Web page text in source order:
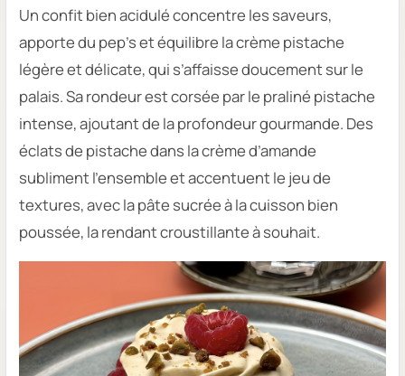
Un confit bien acidulé concentre les saveurs,
apporte du pep’s et équilibre la crème pistache
légère et délicate, qui s’affaisse doucement sur le
palais. Sa rondeur est corsée par le praliné pistache
intense, ajoutant de la profondeur gourmande. Des
éclats de pistache dans la crème d’amande
subliment l’ensemble et accentuent le jeu de
textures, avec la pâte sucrée à la cuisson bien
poussée, la rendant croustillante à souhait.